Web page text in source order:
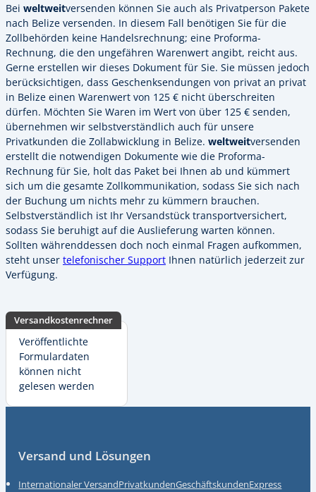
Bei weltweitversenden können Sie auch als Privatperson Pakete
nach Belize versenden. In diesem Fall benötigen Sie für die
Zollbehörden keine Handelsrechnung; eine Proforma-
Rechnung, die den ungefähren Warenwert angibt, reicht aus.
Gerne erstellen wir dieses Dokument für Sie. Sie müssen jedoch
berücksichtigen, dass Geschenksendungen von privat an privat
in Belize einen Warenwert von 125 € nicht überschreiten
dürfen. Möchten Sie Waren im Wert von über 125 € senden,
übernehmen wir selbstverständlich auch für unsere
Privatkunden die Zollabwicklung in Belize. weltweitversenden
erstellt die notwendigen Dokumente wie die Proforma-
Rechnung für Sie, holt das Paket bei Ihnen ab und kümmert
sich um die gesamte Zollkommunikation, sodass Sie sich nach
der Buchung um nichts mehr zu kümmern brauchen.
Selbstverständlich ist Ihr Versandstück transportversichert,
sodass Sie beruhigt auf die Auslieferung warten können.
Sollten währenddessen doch noch einmal Fragen aufkommen,
steht unser telefonischer Support Ihnen natürlich jederzeit zur
Verfügung.
Versandkostenrechner
Veröffentlichte
Formulardaten
können nicht
gelesen werden
Versand und Lösungen
Internationaler VersandPrivatkundenGeschäftskundenExpress